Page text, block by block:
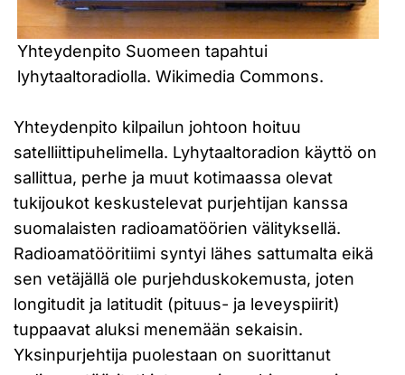
Yhteydenpito Suomeen tapahtui
lyhytaaltoradiolla. Wikimedia Commons.
Yhteydenpito kilpailun johtoon hoituu
satelliittipuhelimella. Lyhytaaltoradion käyttö on
sallittua, perhe ja muut kotimaassa olevat
tukijoukot keskustelevat purjehtijan kanssa
suomalaisten radioamatöörien välityksellä.
Radioamatööritiimi syntyi lähes sattumalta eikä
sen vetäjällä ole purjehduskokemusta, joten
longitudit ja latitudit (pituus- ja leveyspiirit)
tuppaavat aluksi menemään sekaisin.
Yksinpurjehtija puolestaan on suorittanut